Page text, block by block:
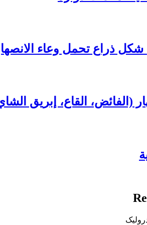
شكل ذراع تحمل وعاء
(الفائض، القاع، إبريق